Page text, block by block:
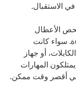
الاستقبال.
الأعطال
سواء كانت
أو جهاز
المهارات
في أقصر وقت ممكن.